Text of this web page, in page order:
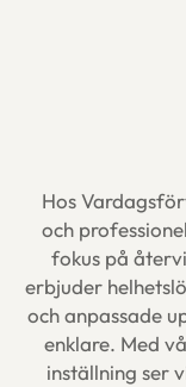
Hos
och
fokus på
erbjuder
och anpassade
enklare. Med
inställning ser